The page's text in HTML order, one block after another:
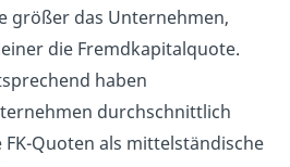
größer das Unternehmen,
die Fremdkapitalquote.
haben
durchschnittlich
FK-Quoten als mittelständische